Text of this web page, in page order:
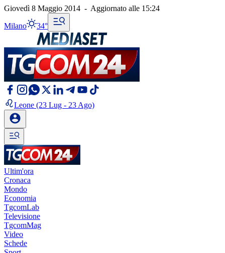
Giovedì 8 Maggio 2014 - Aggiornato alle 15:24
Milano 34°
Leone (23 Lug - 23 Ago)
Ultim'ora
Cronaca
Mondo
Economia
TgcomLab
Televisione
TgcomMag
Video
Schede